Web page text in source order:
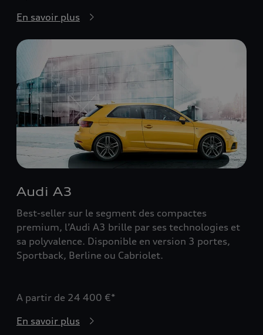
En savoir plus
Audi A3
Best-seller sur le segment des compactes
premium, l’Audi A3 brille par ses technologies et
sa polyvalence. Disponible en version 3 portes,
Sportback, Berline ou Cabriolet.
A partir de 24 400 €*
En savoir plus